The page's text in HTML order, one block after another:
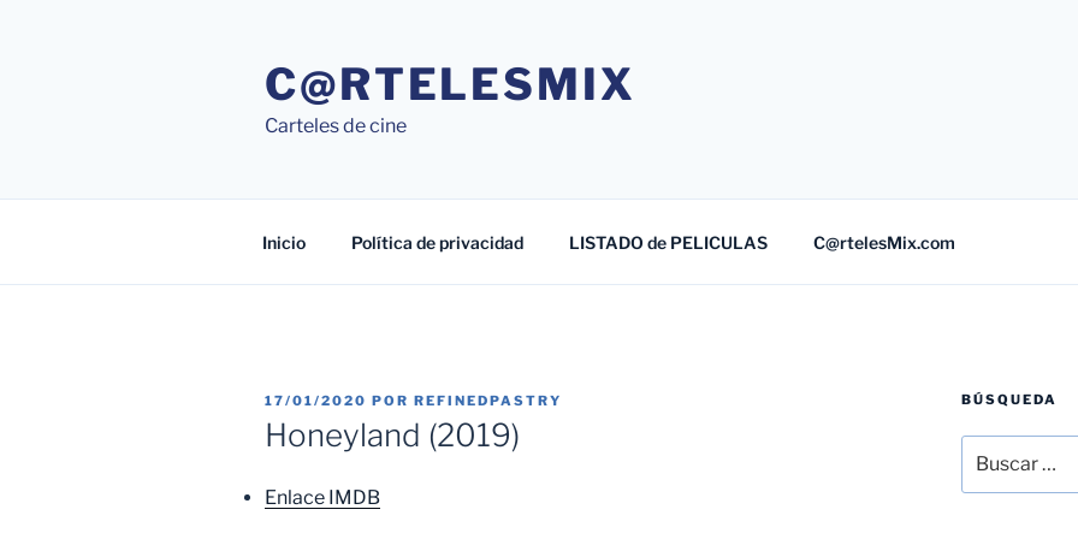
C@RTELESMIX
Carteles de cine
Inicio Política de privacidad LISTADO de PELICULAS C@rtelesMix.com
PUBLICADO
EL
17/01/2020 POR REFINEDPASTRY
Honeyland (2019)
Enlace IMDB
BÚSQUEDA
por: